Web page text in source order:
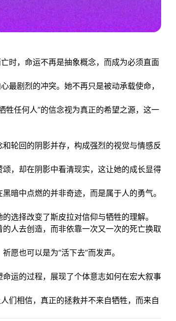
时，命运不再是抽象概念，而成为必须直面
最剧烈的冲突。她不再只是被动承载使命，
牲任何人”的信念视为真正的希望之源，这一
轮回的阴影并存，构成强烈的视觉与情感反
，却在阴影中看清现实，这让她的成长显得
暗中点燃的并非奇迹，而是属于人的勇气。
选择改变了斯皮拉对信仰与牺牲的理解。
人去创造，而非依靠一次又一次的死亡换取
也可以是为“活下去”而发声。
运的过程，展现了个体意志如何在宏大叙事
们相信，真正的拯救并不来自牺牲，而来自